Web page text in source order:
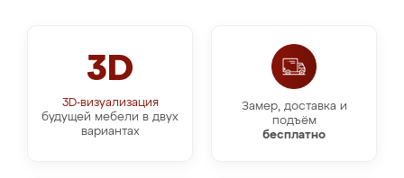
3D
3D-визуализация
будущей мебели в двух
вариантах
Замер, доставка и
подъём
бесплатно